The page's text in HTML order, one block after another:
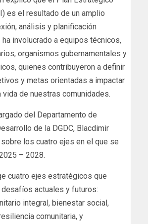
es el resultado de un amplio
análisis y planificación
involucrado a equipos técnicos,
organismos gubernamentales y
quienes contribuyeron a definir
y metas orientadas a impactar
de nuestras comunidades.
del Departamento de
de la DGDC, Blacdimir
los cuatro ejes en el que se
– 2028.
cuatro ejes estratégicos que
actuales y futuros:
integral, bienestar social,
comunitaria, y